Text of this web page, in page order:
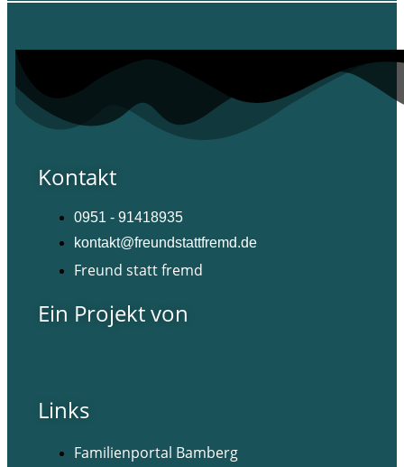
Kontakt
0951 - 91418935
kontakt@freundstattfremd.de
Freund statt fremd
Ein Projekt von
Links
Familienportal Bamberg